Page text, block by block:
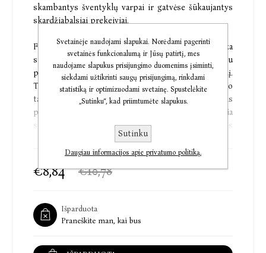
skambantys šventyklų varpai ir gatvėse šūkaujantys
skardžiabalsiai prekeiviai.
Fiksuodama karališkosios šeimos gyvenimą, Eliza
sutinka princą Džėjų. Savo nuoširdumu ir noru
padėti vargstantiems princas užkariauja jos širdį.
Tačiau Eliza XX a. moteris, kovojanti už savo teises, o
tai vargiai priimtina šimtmečių tradicijoms
paklūstančioje Indijoje. Be to, jos rankos siekia
snobiškasis Klifordas, todėl pilyje nuolatos
rezgamos intrigos, slapta klausomasi ir sekamas
kiekvienas Elizos žingsnis. Neišvengiamai artėja
jausmų vienas kitam ir griežtų Indijos visuomenės
„Šis sodrus pasakojimas kupinas spalvų ir rytietiškų
tradicijų, meilės intrigų ir netikėtų istorijos
posūkių.“
€8,84 €10,78
Išparduota
Praneškite man, kai bus
Svetainėje naudojami slapukai. Norėdami pagerinti
svetainės funkcionalumą ir Jūsų patirtį, mes
naudojame slapukus prisijungimo duomenims įsiminti,
siekdami užtikrinti saugų prisijungimą, rinkdami
statistiką ir optimizuodami svetainę. Spustelėkite
„Sutinku“, kad priimtumėte slapukus.
Sutinku
Daugiau informacijos apie privatumo politiką.